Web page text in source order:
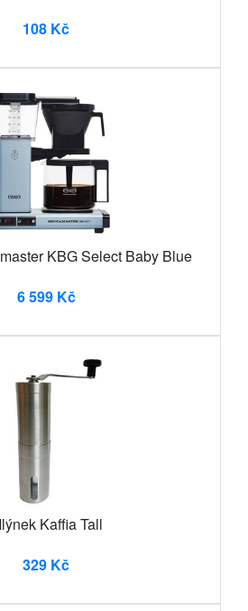
108 Kč
KBG Select Baby Blue
6 599 Kč
Kaffia Tall
329 Kč